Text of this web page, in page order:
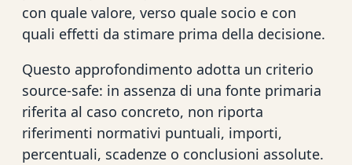
con quale valore, verso quale socio e con
quali effetti da stimare prima della decisione.
Questo approfondimento adotta un criterio
source-safe: in assenza di una fonte primaria
riferita al caso concreto, non riporta
riferimenti normativi puntuali, importi,
percentuali, scadenze o conclusioni assolute.